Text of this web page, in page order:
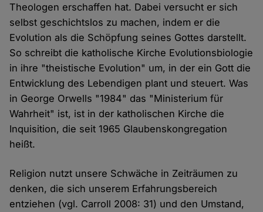
Theologen erschaffen hat. Dabei versucht er sich
selbst geschichtslos zu machen, indem er die
Evolution als die Schöpfung seines Gottes darstellt.
So schreibt die katholische Kirche Evolutionsbiologie
in ihre "theistische Evolution" um, in der ein Gott die
Entwicklung des Lebendigen plant und steuert. Was
in George Orwells "1984" das "Ministerium für
Wahrheit" ist, ist in der katholischen Kirche die
Inquisition, die seit 1965 Glaubenskongregation
heißt.
Religion nutzt unsere Schwäche in Zeiträumen zu
denken, die sich unserem Erfahrungsbereich
entziehen (vgl. Carroll 2008: 31) und den Umstand,